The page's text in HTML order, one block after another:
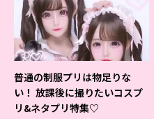
普通の制服プリは物足りな
い！ 放課後に撮りたいコスプ
リ&ネタプリ特集♡